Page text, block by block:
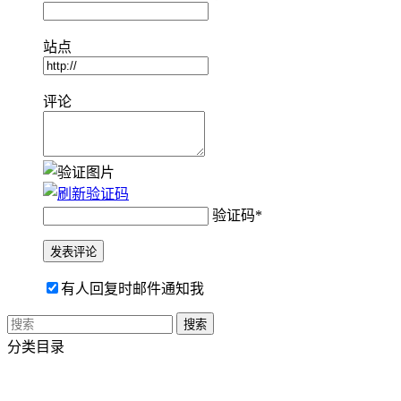
站点
评论
验证码*
有人回复时邮件通知我
分类目录